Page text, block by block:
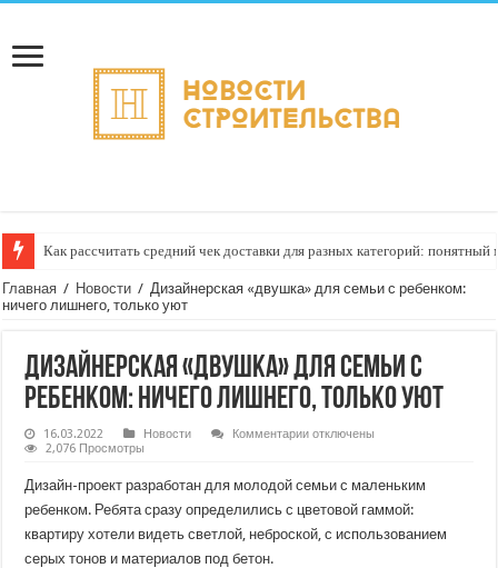
Как рассчитать средний чек доставки для разных категорий:
Главная / Новости / Дизайнерская «двушка» для семьи с ребенком:
ничего лишнего, только уют
Дизайнерская «двушка» для семьи с
ребенком: ничего лишнего, только уют
16.03.2022 Новости Комментариик
для
семьи
с
ребенком:
отключены
2,076 Просмотры
Дизайн-проект разработан для молодой семьи с маленьким
ребенком. Ребята сразу определились с цветовой гаммой:
квартиру хотели видеть светлой, неброской, с использованием
серых тонов и материалов под бетон.